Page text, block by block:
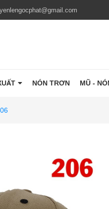
NÓN TRƠN MŨ -